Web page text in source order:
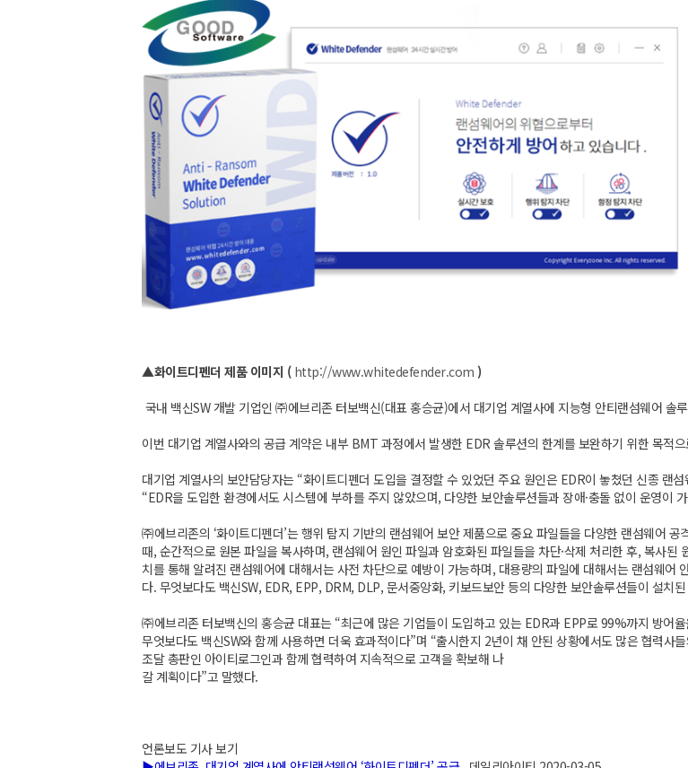
▲화이트디펜더 제품 이미지 ( http://www.whitedefender.com )
국내 백신SW 개발 기업인 ㈜에브리존 터보백신(대표 홍승균)에서 대기업 계열사에 지능형 안티랜섬웨어 솔
이번 대기업 계열사와의 공급 계약은 내부 BMT 과정에서 발생한 EDR 솔루션의 한계를 보완하기 위한 목적
대기업 계열사의 보안담당자는 “화이트디펜더 도입을 결정할 수 있었던 주요 원인은 EDR이 놓쳤던 신종 랜
“EDR을 도입한 환경에서도 시스템에 부하를 주지 않았으며, 다양한 보안솔루션들과 장애·충돌 없이 운영이
㈜에브리존의 ‘화이트디펜더’는 행위 탐지 기반의 랜섬웨어 보안 제품으로 중요 파일들을 다양한 랜섬웨어
때, 순간적으로 원본 파일을 복사하며, 랜섬웨어 원인 파일과 암호화된 파일들을 차단·삭제 처리한 후, 복사
치를 통해 알려진 랜섬웨어에 대해서는 사전 차단으로 예방이 가능하며, 대용량의 파일에 대해서는 랜섬웨
다. 무엇보다도 백신SW, EDR, EPP, DRM, DLP, 문서중앙화, 키보드보안 등의 다양한 보안솔루션들이 설치
㈜에브리존 터보백신의 홍승균 대표는 “최근에 많은 기업들이 도입하고 있는 EDR과 EPP로 99%까지 방어
무엇보다도 백신SW와 함께 사용하면 더욱 효과적이다”며 “출시한지 2년이 채 안된 상황에서도 많은 협력
조달 총판인 아이티로그인과 함께 협력하여 지속적으로 고객을 확보해 나
갈 계획이다”고 말했다.
언론보도 기사 보기